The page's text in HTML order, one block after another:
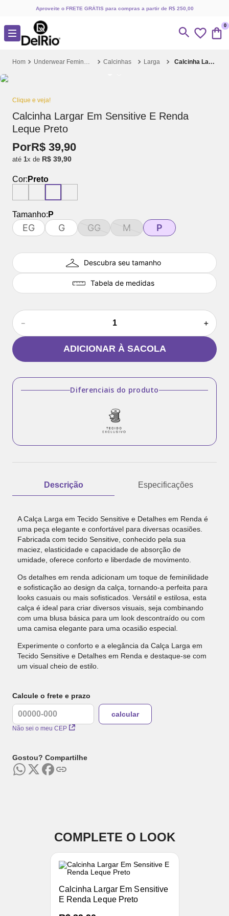
Aproveite o FRETE GRÁTIS para compras a partir de R$ 250,00
0
Underwear Feminino Calcinhas Larga Calcinha Largar Em Sensitive E Renda Leque Preto
Clique e veja!
Calcinha Largar Em Sensitive E Renda
Leque Preto
PorR$ 39,90
até 1x de R$ 39,90
Cor: Preto
Tamanho: P
EG G GG M P
Descubra seu tamanho
Tabela de medidas
＋
－
ADICIONAR À SACOLA
Diferenciais do produto
Descrição Especificações
A Calça Larga em Tecido Sensitive e Detalhes em Renda é
uma peça elegante e confortável para diversas ocasiões.
Fabricada com tecido Sensitive, conhecido pela sua
maciez, elasticidade e capacidade de absorção de
umidade, oferece conforto e liberdade de movimento.
Os detalhes em renda adicionam um toque de feminilidade
e sofisticação ao design da calça, tornando-a perfeita para
looks casuais ou mais sofisticados. Versátil e estilosa, esta
calça é ideal para criar diversos visuais, seja combinando
com uma blusa básica para um look descontraído ou com
uma camisa elegante para uma ocasião especial.
Experimente o conforto e a elegância da Calça Larga em
Tecido Sensitive e Detalhes em Renda e destaque-se com
um visual cheio de estilo.
Calcule o frete e prazo
Não sei o meu CEP
Gostou? Compartilhe
COMPLETE O LOOK
Calcinha Largar Em Sensitive
E Renda Leque Preto